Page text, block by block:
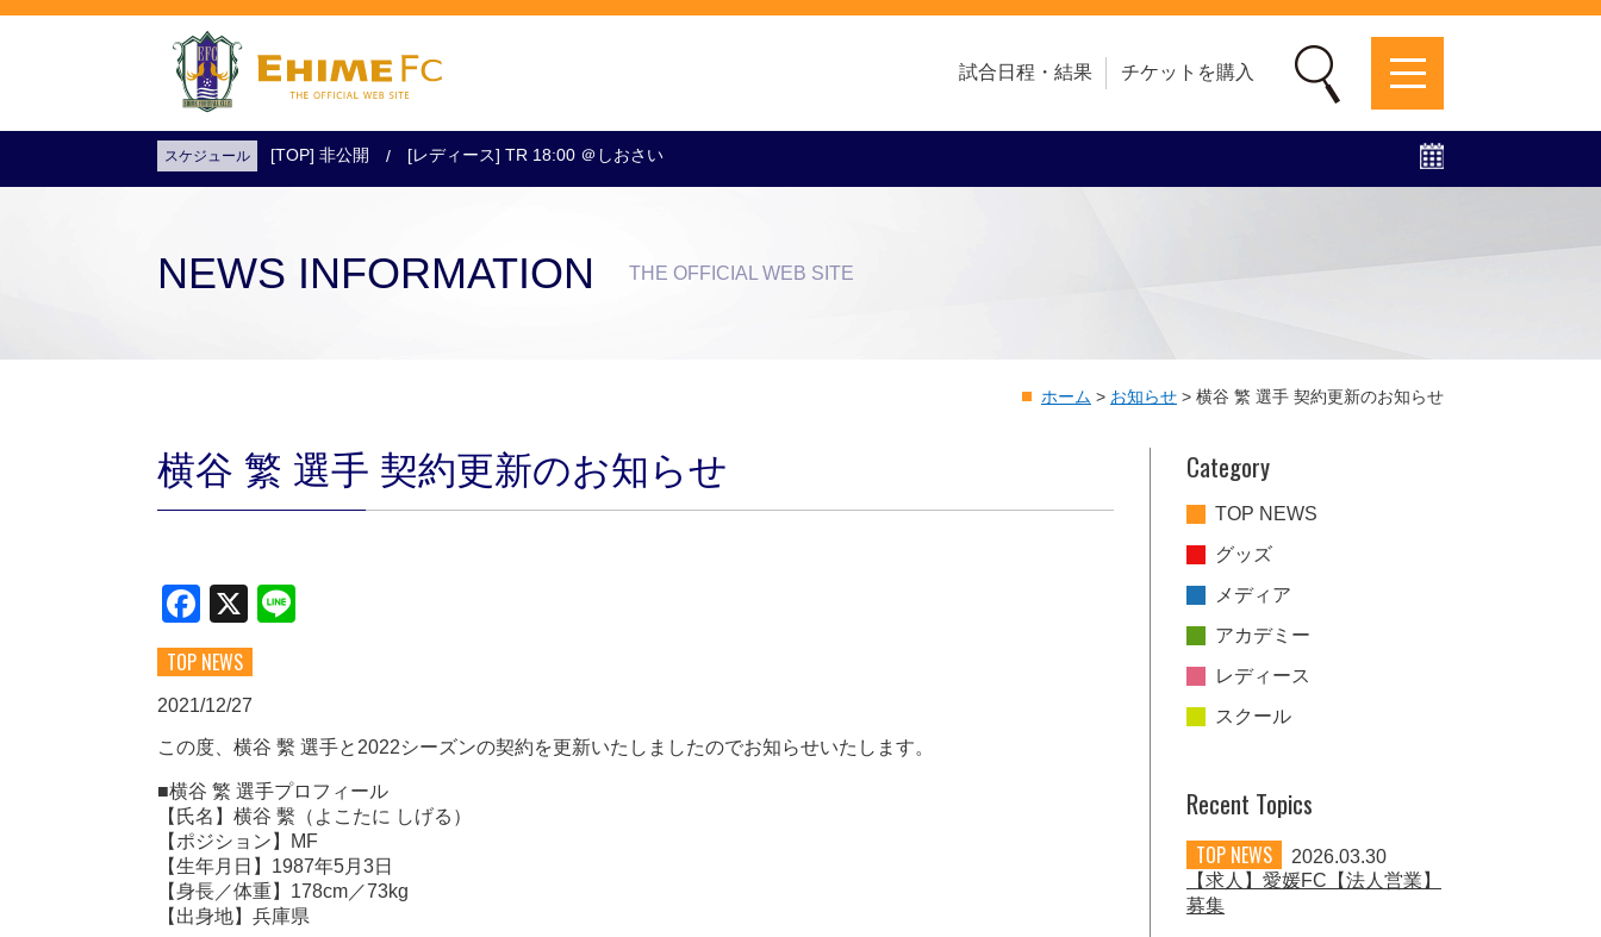
試合日程・結果 チケットを購入
試合日程・結果 アクセス クラブ・会社情報
スケジュール [TOP] 非公開 [レディース] TR 18:00 ＠しおさい
NEWS INFORMATION THE OFFICIAL WEB SITE
ホーム > お知らせ > 横谷 繁 選手 契約更新のお知らせ
横谷 繁 選手 契約更新のお知らせ
Facebook
X
TOP NEWS
2021/12/27
この度、横谷 繫 選手と2022シーズンの契約を更新いたしましたのでお知らせいたします。
■横谷 繁 選手プロフィール
【氏名】横谷 繫（よこたに しげる）
【ポジション】MF
【生年月日】1987年5月3日
【身長／体重】178cm／73kg
【出身地】兵庫県
Category
TOP NEWS
グッズ
メディア
アカデミー
レディース
スクール
Recent Topics
TOP NEWS
2026.03.30
【求人】愛媛FC【法人営業】
募集